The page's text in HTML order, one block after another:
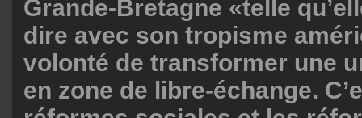
Grande-Bretagne «telle
dire avec son tropisme
volonté de transformer une
en zone de libre-échange.